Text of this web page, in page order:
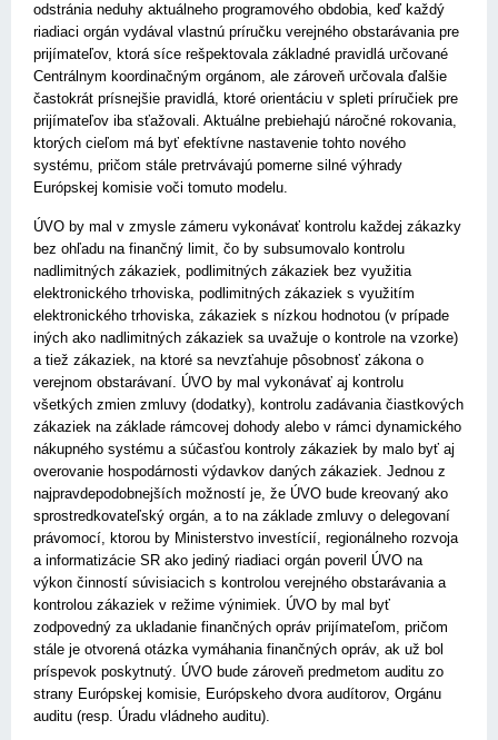
odstránia neduhy aktuálneho programového obdobia, keď každý
riadiaci orgán vydával vlastnú príručku verejného obstarávania pre
prijímateľov, ktorá síce rešpektovala základné pravidlá určované
Centrálnym koordinačným orgánom, ale zároveň určovala ďalšie
častokrát prísnejšie pravidlá, ktoré orientáciu v spleti príručiek pre
prijímateľov iba sťažovali. Aktuálne prebiehajú náročné rokovania,
ktorých cieľom má byť efektívne nastavenie tohto nového
systému, pričom stále pretrvávajú pomerne silné výhrady
Európskej komisie voči tomuto modelu.
ÚVO by mal v zmysle zámeru vykonávať kontrolu každej zákazky
bez ohľadu na finančný limit, čo by subsumovalo kontrolu
nadlimitných zákaziek, podlimitných zákaziek bez využitia
elektronického trhoviska, podlimitných zákaziek s využitím
elektronického trhoviska, zákaziek s nízkou hodnotou (v prípade
iných ako nadlimitných zákaziek sa uvažuje o kontrole na vzorke)
a tiež zákaziek, na ktoré sa nevzťahuje pôsobnosť zákona o
verejnom obstarávaní. ÚVO by mal vykonávať aj kontrolu
všetkých zmien zmluvy (dodatky), kontrolu zadávania čiastkových
zákaziek na základe rámcovej dohody alebo v rámci dynamického
nákupného systému a súčasťou kontroly zákaziek by malo byť aj
overovanie hospodárnosti výdavkov daných zákaziek. Jednou z
najpravdepodobnejších možností je, že ÚVO bude kreovaný ako
sprostredkovateľský orgán, a to na základe zmluvy o delegovaní
právomocí, ktorou by Ministerstvo investícií, regionálneho rozvoja
a informatizácie SR ako jediný riadiaci orgán poveril ÚVO na
výkon činností súvisiacich s kontrolou verejného obstarávania a
kontrolou zákaziek v režime výnimiek. ÚVO by mal byť
zodpovedný za ukladanie finančných opráv prijímateľom, pričom
stále je otvorená otázka vymáhania finančných opráv, ak už bol
príspevok poskytnutý. ÚVO bude zároveň predmetom auditu zo
strany Európskej komisie, Európskeho dvora audítorov, Orgánu
auditu (resp. Úradu vládneho auditu).